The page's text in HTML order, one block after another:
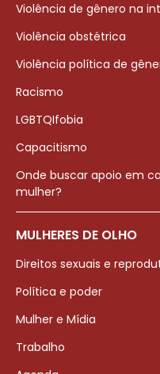
Violência de gênero na
Violência obstétrica
Violência política de
Racismo
LGBTQIfobia
Capacitismo
Onde buscar apoio em
mulher?
MULHERES DE OLHO
Direitos sexuais e
Política e poder
Mulher e Mídia
Trabalho